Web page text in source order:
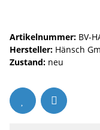
Artikelnummer: BV-
Hersteller: Hänsch
Zustand: neu